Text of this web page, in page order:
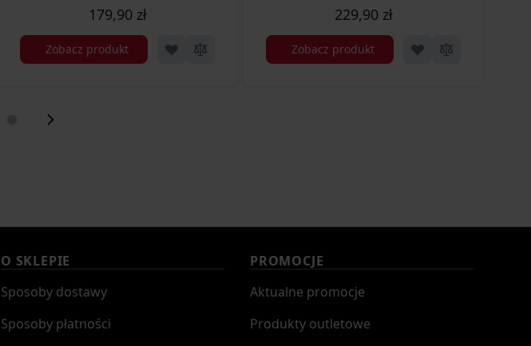
179,90 zł
Zobacz produkt
229,90 zł
Zobacz produkt
O SKLEPIE
Sposoby dostawy
Sposoby płatności
PROMOCJE
Aktualne promocje
Produkty outletowe